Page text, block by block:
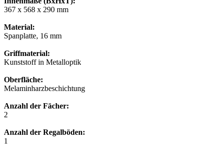
367 x 568 x 290 mm
Material:
Spanplatte, 16 mm
Griffmaterial:
Kunststoff in Metalloptik
Oberfläche:
Melaminharzbeschichtung
Anzahl der Fächer:
2
Anzahl der Regalböden:
1